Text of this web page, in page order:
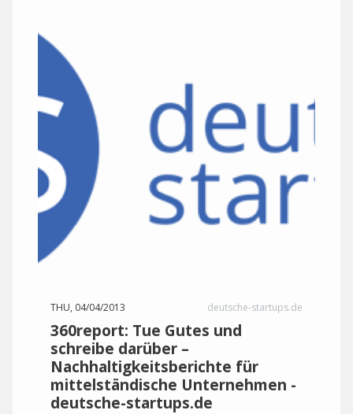
THU, 04/04/2013 deutsche-startups.de
360report: Tue Gutes und
schreibe darüber –
Nachhaltigkeitsberichte für
mittelständische Unternehmen -
deutsche-startups.de